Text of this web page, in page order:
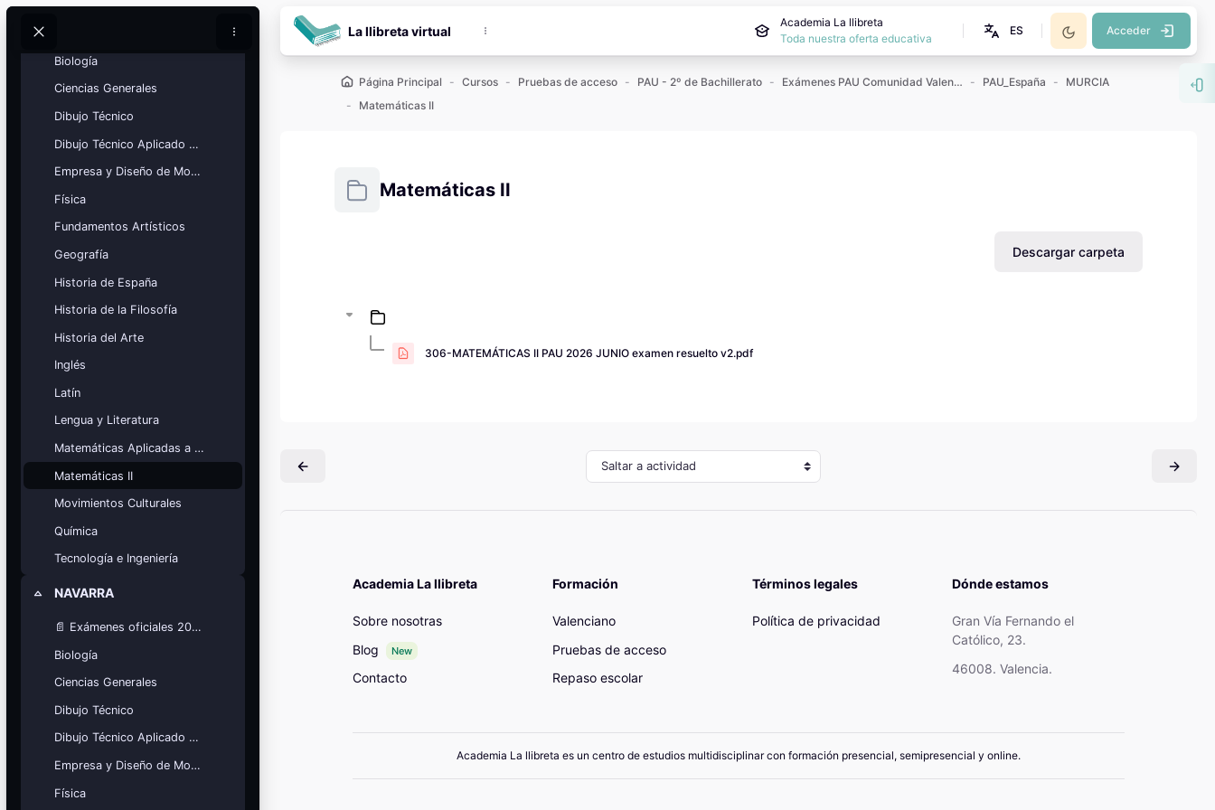
Buscar
BloquesCalendario
académico
Festivos, vacaciones y fechas
Mis cursos
¡Nos GUSTA lo que hacemos y se
NOTA!
Bloques
Tecnología e Ingeniería
Biología
Ciencias Generales
Dibujo Técnico
Dibujo Técnico Aplicado a las Artes
Empresa y Diseño de Modelos de Negocio
Física
Fundamentos Artísticos
Geografía
Historia de España
Historia de la Filosofía
Historia del Arte
Inglés
Latín
Lengua y Literatura
Matemáticas Aplicadas a las Ciencias Sociales
Matemáticas II
Movimientos Culturales
Química
Tecnología e Ingeniería
Colapsar
NAVARRA
📄 Exámenes oficiales 2025
Biología
Ciencias Generales
Dibujo Técnico
Dibujo Técnico Aplicado a las Artes
Empresa y Diseño de Modelos de Negocio
Física
La llibreta virtual
Academia La llibreta
Toda nuestra oferta educativa
ES Acceder
Página Principal Cursos Pruebas de acceso PAU - 2º de Bachillerato Exámenes PAU Comunidad Valenciana PAU_España
MURCIA
Matemáticas II
Matemáticas II
Descargar carpeta
306-MATEMÁTICAS II PAU 2026 JUNIO examen resuelto v2.pdf
Saltar a actividad
Academia La llibreta
Sobre nosotras
Blog
New
Contacto
Formación
Valenciano
Pruebas de acceso
Repaso escolar
Términos legales
Política de privacidad
Dónde estamos
Gran Vía Fernando el
Católico, 23.
46008. Valencia.
Academia La llibreta es un centro de estudios multidisciplinar con formación presencial, semipresencial y online.